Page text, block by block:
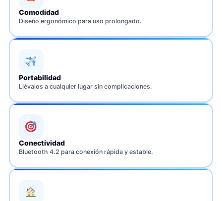
Comodidad
Diseño ergonómico para uso prolongado.
Portabilidad
Llévalos a cualquier lugar sin complicaciones.
Conectividad
Bluetooth 4.2 para conexión rápida y estable.